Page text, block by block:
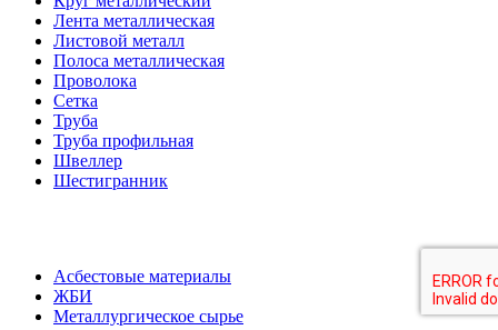
Лента металлическая
Листовой металл
Полоса металлическая
Проволока
Сетка
Труба
Труба профильная
Швеллер
Шестигранник
Асбестовые материалы
ЖБИ
Металлургическое сырье